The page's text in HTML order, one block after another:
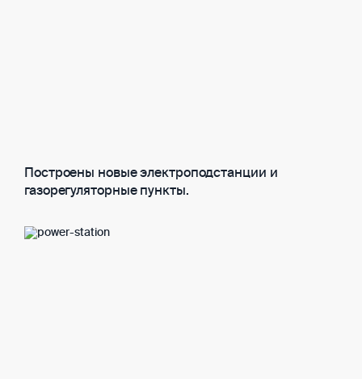
Построены новые электроподстанции и
газорегуляторные пункты.